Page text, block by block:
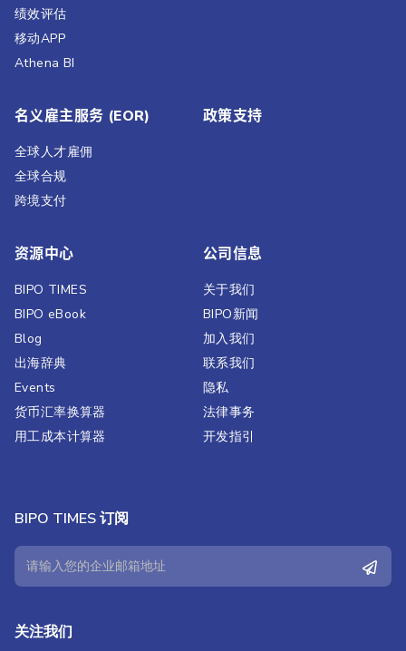
绩效评估​
移动APP
Athena BI
名义雇主服务 (EOR)
全球人才雇佣
全球合规
跨境支付
政策支持
资源中心
BIPO TIMES
BIPO eBook
Blog
出海辞典
Events
货币汇率换算器
用工成本计算器
公司信息
关于我们
BIPO新闻​
加入我们
联系我们
隐私
法律事务
开发指引
BIPO TIMES 订阅
关注我们